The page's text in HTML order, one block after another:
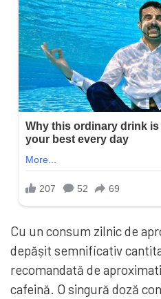
Cu un consum zilnic de
depășit semnificativ
recomandată de
cafeină. O singură doză